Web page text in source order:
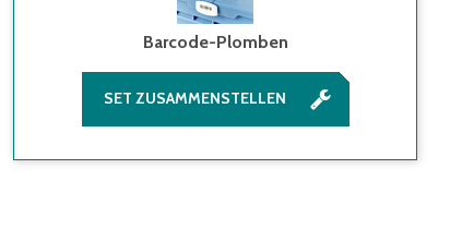
Barcode-Plomben
SET ZUSAMMENSTELLEN